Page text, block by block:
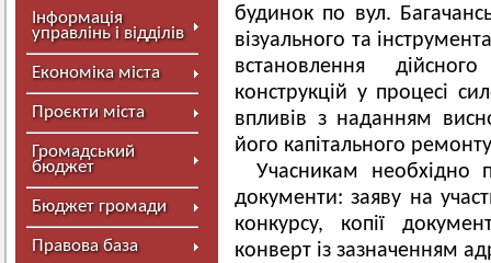
Інформація
управлінь і відділів
Економіка міста
Проєкти міста
Громадський
бюджет
Бюджет громади
Правова база
будинок по вул.
візуального та
встановлення
конструкцій у процесі
впливів з наданням
його капітального
Учасникам необхідно
документи: заяву на
конкурсу, копії
конверт із зазначенням